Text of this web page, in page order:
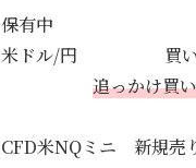
保有中
米ドル/円 買い
追っかけ買
CFD米NQミニ 新規